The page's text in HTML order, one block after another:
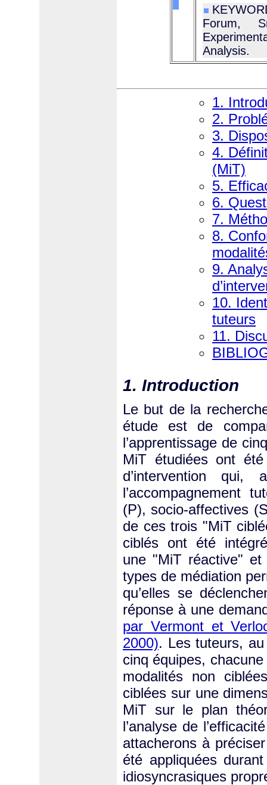
Forum,
Analysis.
1.
2.
3.
4.
(MiT)
5.
6.
7.
8.
9.
10.
tuteurs
11.
1. Introduction
Le but de la
étude est de
l’apprentissage de
MiT étudiées ont
d’intervention
l’accompagnement
(P), socio-affectives
de ces trois "MiT
ciblés ont été
une "MiT réactive"
types de médiation
qu’elles se
réponse à une
par Vermont et
2000). Les tuteurs,
cinq équipes,
modalités non
ciblées sur une
MiT sur le plan
l’analyse de
attacherons à
été appliquées
idiosyncrasiques